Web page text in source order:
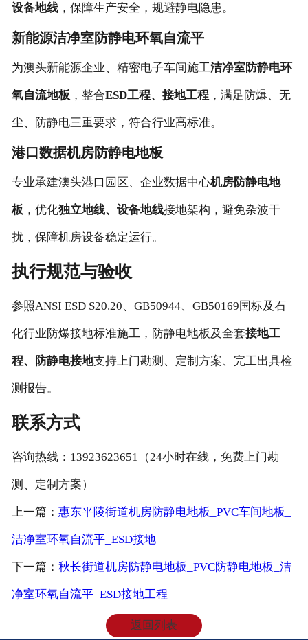
设备地线，保障生产安全，规避静电隐患。
新能源洁净室防静电环氧自流平
为澳头新能源企业、精密电子车间施工洁净室防静电环
氧自流地板 ，整合ESD工程、接地工程，满足防爆、无
尘、防静电三重要求，符合行业高标准。
港口数据机房防静电地板
专业承建澳头港口园区、企业数据中心机房防静电地
板 ，优化独立地线、设备地线接地架构，避免杂波干
扰，保障机房设备稳定运行。
执行规范与验收
参照ANSI ESD S20.20、GB50944、GB50169国标及石
化行业防爆接地标准施工，防静电地板及全套接地工
程、防静电接地支持上门勘测、定制方案、完工出具检
测报告。
联系方式
咨询热线：13923623651（24小时在线，免费上门勘
测、定制方案）
上一篇： 惠东平陵街道机房防静电地板_PVC车间地板_
洁净室环氧自流平_ESD接地
下一篇： 秋长街道机房防静电地板_PVC防静电地板_洁
净室环氧自流平_ESD接地工程
返回列表